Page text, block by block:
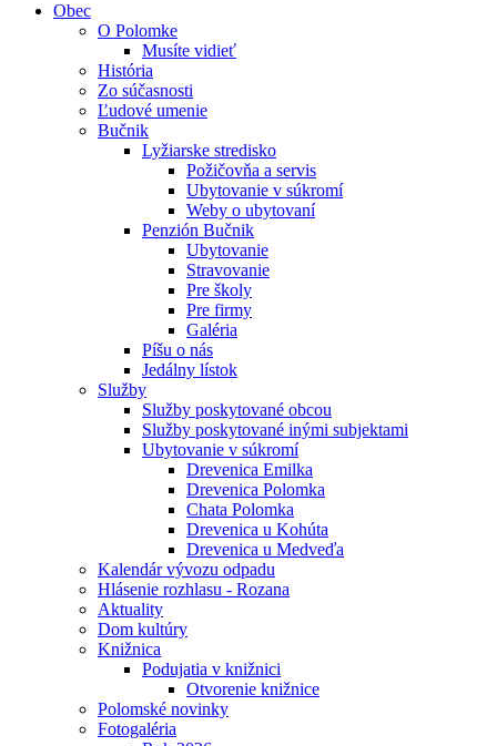
Obec
O Polomke
Musíte vidieť
História
Zo súčasnosti
Ľudové umenie
Bučnik
Lyžiarske stredisko
Požičovňa a servis
Ubytovanie v súkromí
Weby o ubytovaní
Penzión Bučnik
Ubytovanie
Stravovanie
Pre školy
Pre firmy
Galéria
Píšu o nás
Jedálny lístok
Služby
Služby poskytované obcou
Služby poskytované inými subjektami
Ubytovanie v súkromí
Drevenica Emilka
Drevenica Polomka
Chata Polomka
Drevenica u Kohúta
Drevenica u Medveďa
Kalendár vývozu odpadu
Hlásenie rozhlasu - Rozana
Aktuality
Dom kultúry
Knižnica
Podujatia v knižnici
Otvorenie knižnice
Polomské novinky
Fotogaléria